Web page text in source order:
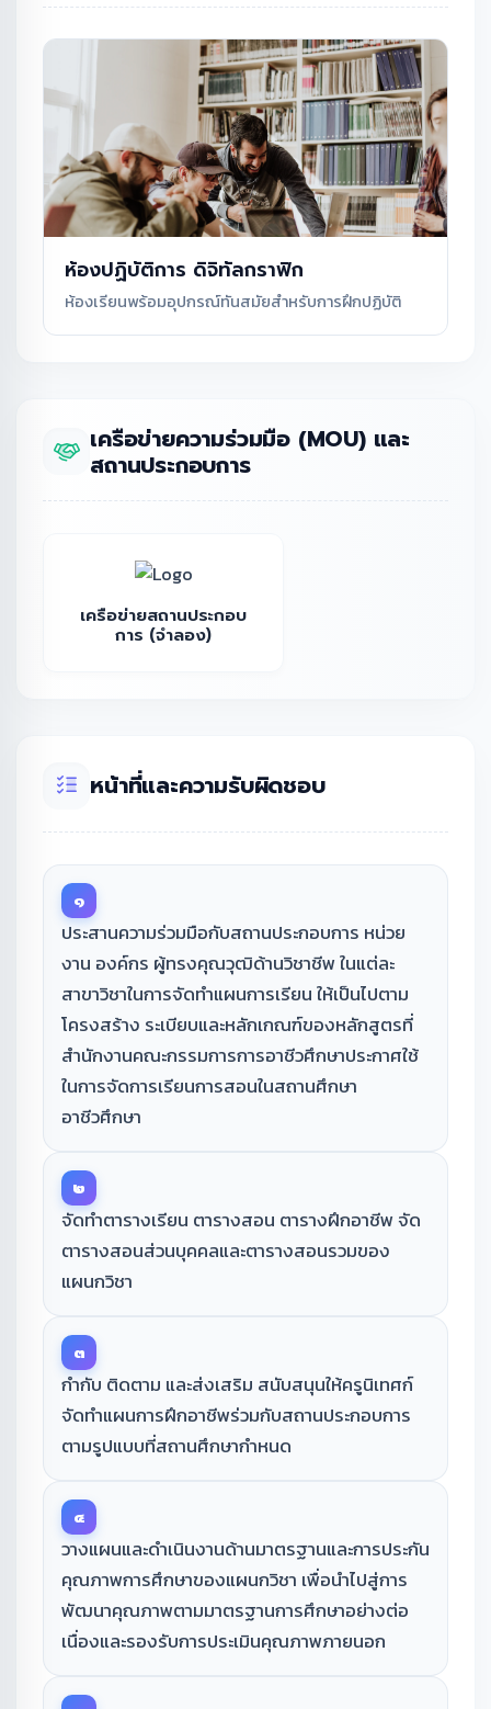
ห้องปฏิบัติการ ดิจิทัลกราฟิก
ห้องเรียนพร้อมอุปกรณ์ทันสมัยสำหรับการฝึกปฏิบัติ
เครือข่ายความร่วมมือ (MOU) และ
สถานประกอบการ
เครือข่ายสถานประกอบ
การ (จำลอง)
หน้าที่และความรับผิดชอบ
๑
ประสานความร่วมมือกับสถานประกอบการ หน่วย
งาน องค์กร ผู้ทรงคุณวุฒิด้านวิชาชีพ ในแต่ละ
สาขาวิชาในการจัดทำแผนการเรียน ให้เป็นไปตาม
โครงสร้าง ระเบียบและหลักเกณฑ์ของหลักสูตรที่
สำนักงานคณะกรรมการการอาชีวศึกษาประกาศใช้
ในการจัดการเรียนการสอนในสถานศึกษา
อาชีวศึกษา
๒
จัดทำตารางเรียน ตารางสอน ตารางฝึกอาชีพ จัด
ตารางสอนส่วนบุคคลและตารางสอนรวมของ
แผนกวิชา
๓
กำกับ ติดตาม และส่งเสริม สนับสนุนให้ครูนิเทศก์
จัดทำแผนการฝึกอาชีพร่วมกับสถานประกอบการ
ตามรูปแบบที่สถานศึกษากำหนด
๔
วางแผนและดำเนินงานด้านมาตรฐานและการประกัน
คุณภาพการศึกษาของแผนกวิชา เพื่อนำไปสู่การ
พัฒนาคุณภาพตามมาตรฐานการศึกษาอย่างต่อ
เนื่องและรองรับการประเมินคุณภาพภายนอก